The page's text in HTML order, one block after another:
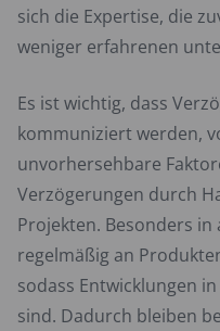
sich die Expertise, die
weniger erfahrenen
Es ist wichtig, dass
kommuniziert werden,
unvorhersehbare
Verzögerungen durch
Projekten. Besonders
regelmäßig an
sodass Entwicklungen
sind. Dadurch bleiben